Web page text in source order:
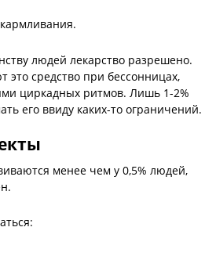
людей лекарство разрешено.
это средство при бессонницах,
циркадных ритмов. Лишь 1-2%
его ввиду каких-то ограничений.
менее чем у 0,5% людей,